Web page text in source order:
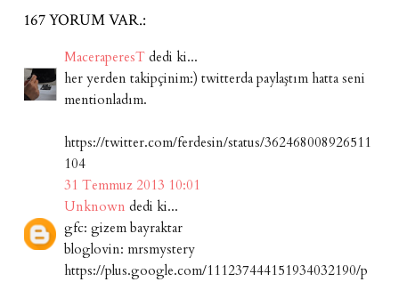
167 YORUM VAR.:
MaceraperesTdedi ki...
her yerden takipçinim:) twitterda paylaştım hatta seni
mentionladım.
https://twitter.com/ferdesin/status/362468008926511
104
31 Temmuz 2013 10:01
Unknown dedi ki...
gfc: gizem bayraktar
bloglovin: mrsmystery
https://plus.google.com/111237444151934032190/p